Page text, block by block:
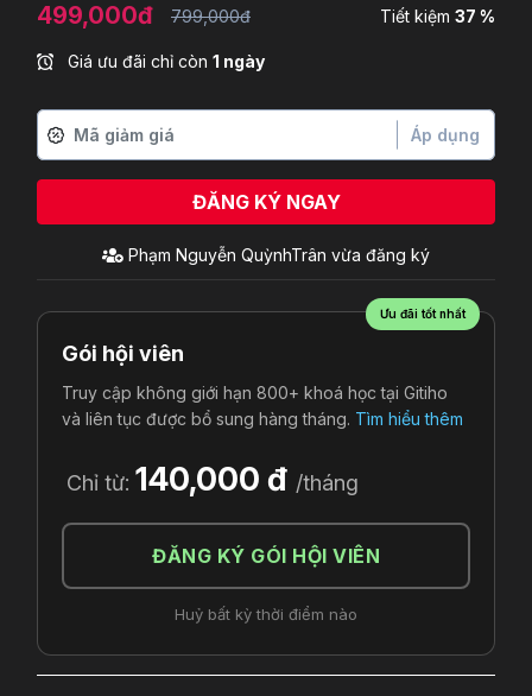
499,000đ 799,000đ Tiết kiệm 37 %
Giá ưu đãi chỉ còn 1 ngày
Áp dụng
ĐĂNG KÝ NGAY
Phạm Nguyễn QuỳnhTrân vừa đăng ký
Ưu đãi tốt nhất
Gói hội viên
Truy cập không giới hạn 800+ khoá học tại Gitiho
và liên tục được bổ sung hàng tháng. Tìm hiểu thêm
Chỉ từ: 140,000 đ /tháng
ĐĂNG KÝ GÓI HỘI VIÊN
Huỷ bất kỳ thời điểm nào